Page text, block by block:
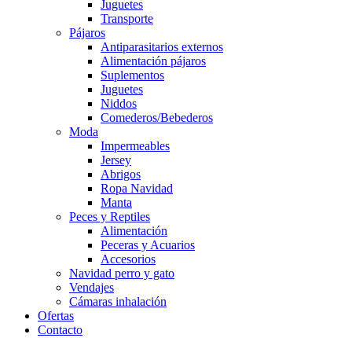
Juguetes
Transporte
Pájaros
Antiparasitarios externos
Alimentación pájaros
Suplementos
Juguetes
Niddos
Comederos/Bebederos
Moda
Impermeables
Jersey
Abrigos
Ropa Navidad
Manta
Peces y Reptiles
Alimentación
Peceras y Acuarios
Accesorios
Navidad perro y gato
Vendajes
Cámaras inhalación
Ofertas
Contacto